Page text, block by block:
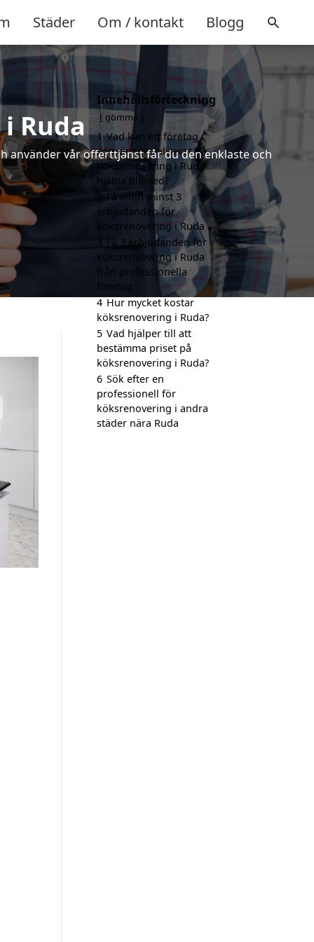
Städer Om / kontakt Blogg
Ruda
använder vår offerttjänst får du den enklaste och
Innehållsförteckning
gömma
1 Vad kan ett företag
som är specialiserat på
köksrenovering i Ruda
hjälpa till med?
2 Få alltid minst 3
erbjudanden för
köksrenovering i Ruda
3 Få 3 erbjudanden för
köksrenovering i Ruda
från professionella
företag
4 Hur mycket kostar
köksrenovering i Ruda?
5 Vad hjälper till att
bestämma priset på
köksrenovering i Ruda?
6 Sök efter en
professionell för
köksrenovering i andra
städer nära Ruda